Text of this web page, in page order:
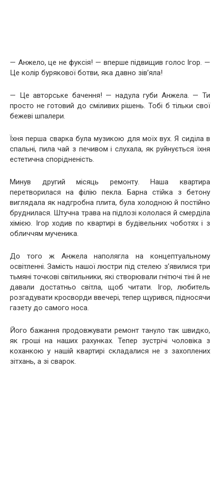
— Анжело, це не фуксія! — вперше підвищив голос Ігор. —
Це колір бурякової ботви, яка давно зів’яла!
— Це авторське бачення! — надула губи Анжела. — Ти
просто не готовий до сміливих рішень. Тобі б тільки свої
бежеві шпалери.
Їхня перша сварка була музикою для моїх вух. Я сиділа в
спальні, пила чай з печивом і слухала, як руйнується їхня
естетична спорідненість.
Минув другий місяць ремонту. Наша квартира
перетворилася на філію пекла. Барна стійка з бетону
виглядала як надгробна плита, була холодною й постійно
бруднилася. Штучна трава на підлозі кололася й смерділа
хімією. Ігор ходив по квартирі в будівельних чоботях і з
обличчям мученика.
До того ж Анжела наполягла на концептуальному
освітленні. Замість нашої люстри під стелею з’явилися три
тьмяні точкові світильники, які створювали гнітючі тіні й не
давали достатньо світла, щоб читати. Ігор, любитель
розгадувати кросворди ввечері, тепер щурився, підносячи
газету до самого носа.
Його бажання продовжувати ремонт тануло так швидко,
як гроші на наших рахунках. Тепер зустрічі чоловіка з
коханкою у нашій квартирі складалися не з захоплених
зітхань, а зі сварок.